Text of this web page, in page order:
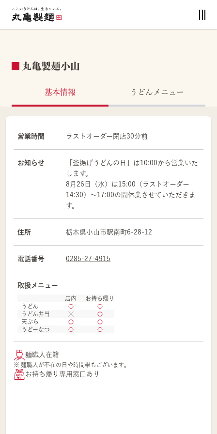
丸亀製麺小山
基本情報 うどんメニュー
営業時間 ラストオーダー閉店30分前
お知らせ
「釜揚げうどんの日」は10:00から営業いた
します。
8月26日（水）は15:00（ラストオーダー
14:30）～17:00の間休業させていただきま
す。
住所 栃木県小山市駅南町6-28-12
電話番号 0285-27-4915
取扱メニュー
店内
お持ち帰り
うどん
うどん弁当
天ぷら
うどーなつ
麺職人在籍
※ 麺職人が不在の日や時間帯もございます。
お持ち帰り専用窓口あり